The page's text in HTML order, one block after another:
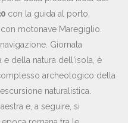
con la guida al porto,
motonave Maregiglio.
Giornata
e della natura dell'isola, è
archeologico della
naturalistica.
e, a seguire, si